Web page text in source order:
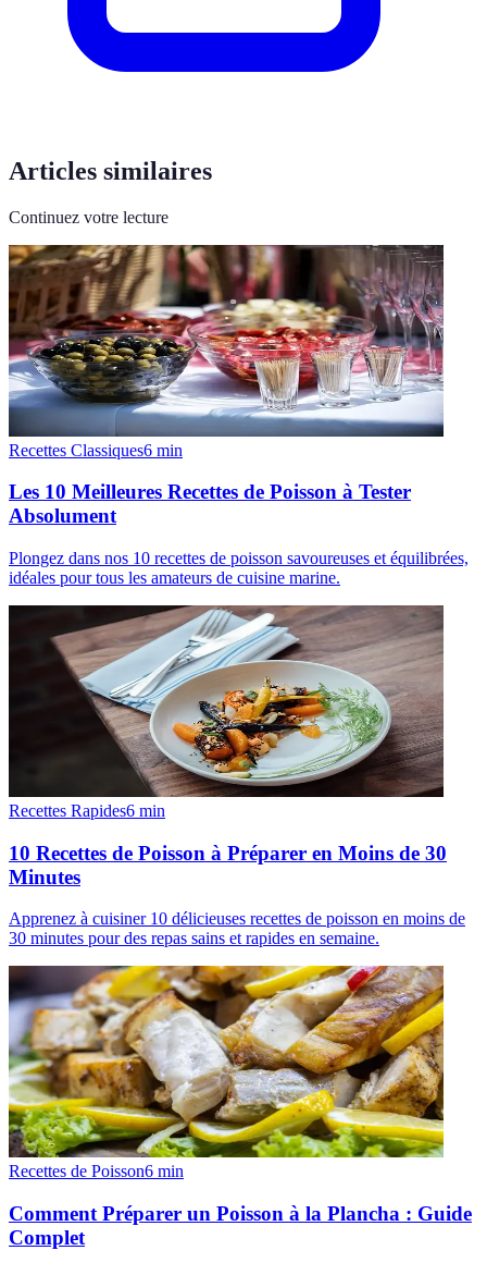
Articles similaires
Continuez votre lecture
Recettes Classiques6 min
Les 10 Meilleures Recettes de Poisson à Tester
Absolument
Plongez dans nos 10 recettes de poisson savoureuses et équilibrées,
idéales pour tous les amateurs de cuisine marine.
Recettes Rapides6 min
10 Recettes de Poisson à Préparer en Moins de 30
Minutes
Apprenez à cuisiner 10 délicieuses recettes de poisson en moins de
30 minutes pour des repas sains et rapides en semaine.
Recettes de Poisson6 min
Comment Préparer un Poisson à la Plancha : Guide
Complet